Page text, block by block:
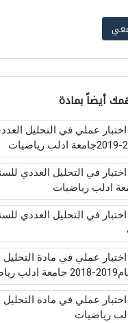
أيضاً بمادة
رياضيات